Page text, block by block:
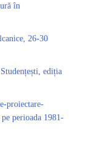
în
26-30
ediția
proiectare-
perioada 1981-